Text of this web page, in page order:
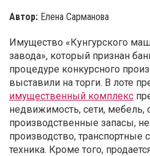
Автор: Елена Сарманова
Имущество «Кунгурского
завода», который признан
процедуре конкурсного
выставили на торги. В лоте
имущественный комплекс
недвижимость, сети, мебель,
производственные запасы,
производство, транспортные
техника. Кроме того,